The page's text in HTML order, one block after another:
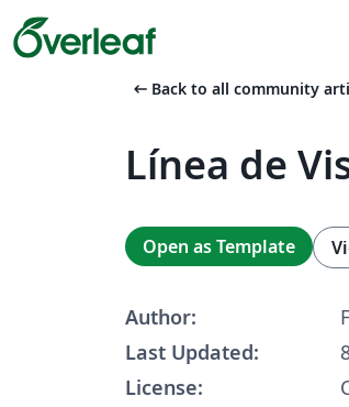
arrow_left_alt Back to all community
Línea de
Open as Template
Author:
Last Updated:
License: